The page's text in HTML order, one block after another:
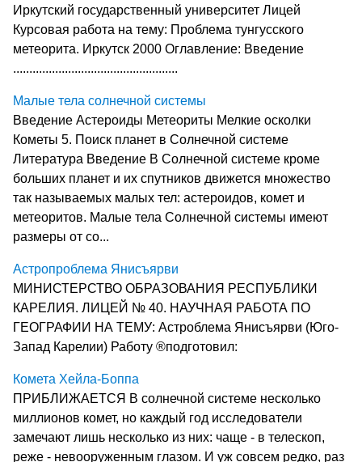
Иркутский государственный университет Лицей
Курсовая работа на тему: Проблема тунгусского
метеорита. Иркутск 2000 Оглавление: Введение
...................................................
Малые тела солнечной системы
Введение Астероиды Метеориты Мелкие осколки
Кометы 5. Поиск планет в Солнечной системе
Литература Введение В Солнечной системе кроме
больших планет и их спутников движется множество
так называемых малых тел: астероидов, комет и
метеоритов. Малые тела Солнечной системы имеют
размеры от со...
Астропроблема Янисъярви
МИНИСТЕРСТВО ОБРАЗОВАНИЯ РЕСПУБЛИКИ
КАРЕЛИЯ. ЛИЦЕЙ № 40. НАУЧНАЯ РАБОТА ПО
ГЕОГРАФИИ НА ТЕМУ: Астроблема Янисъярви (Юго-
Запад Карелии) Работу ®подготовил:
Комета Хейла-Боппа
ПРИБЛИЖАЕТСЯ В солнечной системе несколько
миллионов комет, но каждый год исследователи
замечают лишь несколько из них: чаще - в телескоп,
реже - невооруженным глазом. И уж совсем редко, раз